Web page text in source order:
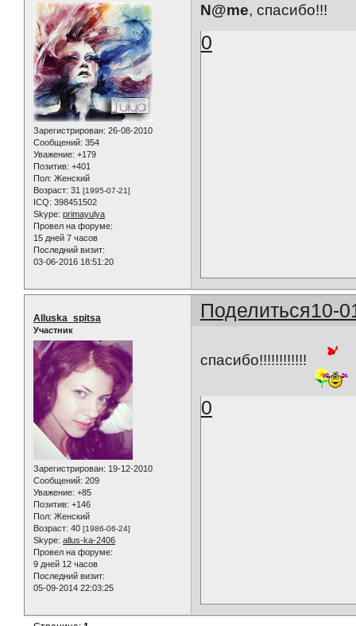
Зарегистрирован: 26-08-2010
Сообщений: 354
Уважение: +179
Позитив: +401
Пол: Женский
Возраст: 31 [1995-07-21]
ICQ: 398451502
Skype: primayulya
Провел на форуме:
15 дней 7 часов
Последний визит:
03-06-2016 18:51:20
N@me, спасибо!!!
0
Поделиться10-
Alluska_spitsa
Участник
Зарегистрирован: 19-12-2010
Сообщений: 209
Уважение: +85
Позитив: +146
Пол: Женский
Возраст: 40 [1986-06-24]
Skype: allus-ka-2406
Провел на форуме:
9 дней 12 часов
Последний визит:
05-09-2014 22:03:25
спасибо!!!!!!!!!!!!
0